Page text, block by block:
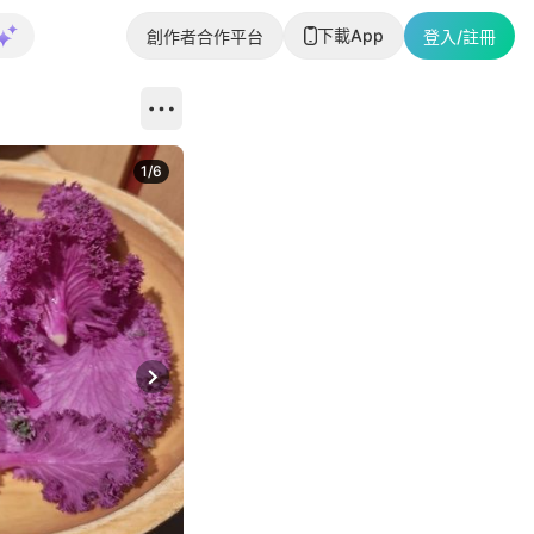
創作者合作平台 下載App 登入/註冊
Next slide
1/6